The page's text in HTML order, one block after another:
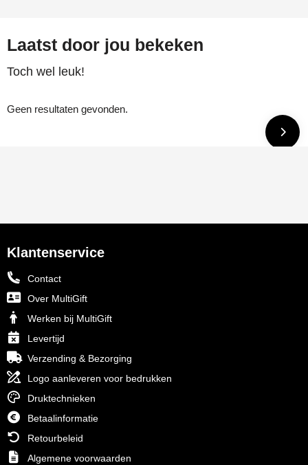
Laatst door jou bekeken
Toch wel leuk!
Geen resultaten gevonden.
Klantenservice
Contact
Over MultiGift
Werken bij MultiGift
Levertijd
Verzending & Bezorging
Logo aanleveren voor bedrukken
Druktechnieken
Betaalinformatie
Retourbeleid
Algemene voorwaarden